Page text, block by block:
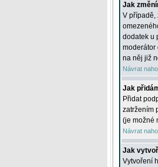
Jak
V případě,
dodatek u
moderátor
na něj již
Návrat
Jak
Přidat
zatržením
(je možné
Návrat
Jak
Vytvoření